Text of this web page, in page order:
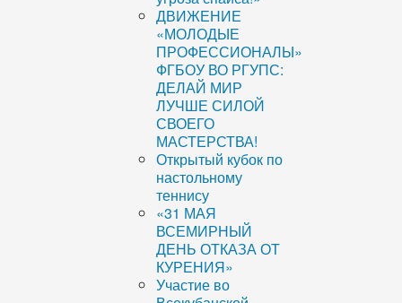
ДВИЖЕНИЕ
«МОЛОДЫЕ
ПРОФЕССИОНАЛЫ»
ФГБОУ ВО РГУПС:
ДЕЛАЙ МИР
ЛУЧШЕ СИЛОЙ
СВОЕГО
МАСТЕРСТВА!
Открытый кубок по
настольному
теннису
«31 МАЯ
ВСЕМИРНЫЙ
ДЕНЬ ОТКАЗА ОТ
КУРЕНИЯ»
Участие во